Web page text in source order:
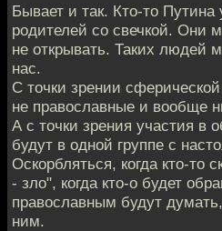
Бывает и так. Кто-то Путина
родителей со свечкой. Они
не открывать. Таких людей
нас.
С точки зрении
не православные и вообще
А с точки зрения участия в
будут в одной группе с
Оскорбляться, когда кто-то
- зло", когда кто-о будет
православным будут
ним.